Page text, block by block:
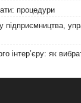
процедури
підприємництва,
інтер’єру: як